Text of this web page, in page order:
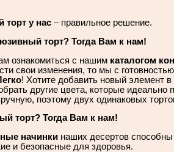
торт у нас – правильное решение.
торт? Тогда Вам к нам!
ознакомиться с нашим каталогом
свои изменения, то мы с
! Хотите добавить новый элемент
другие цвета, которые
поэтому двух одинаковых
торт? Тогда Вам к нам!
начинки наших десертов
и безопасные для здоровья.